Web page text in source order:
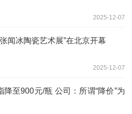
2025-12-07
闻冰陶瓷艺术展”在北京开幕
2025-12-07
至900元/瓶 公司：所谓“降价”为